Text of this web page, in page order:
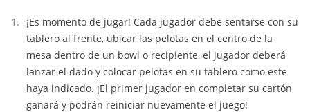
¡Es momento de jugar! Cada jugador debe sentarse con su
tablero al frente, ubicar las pelotas en el centro de la
mesa dentro de un bowl o recipiente, el jugador deberá
lanzar el dado y colocar pelotas en su tablero como este
haya indicado. ¡El primer jugador en completar su cartón
ganará y podrán reiniciar nuevamente el juego!